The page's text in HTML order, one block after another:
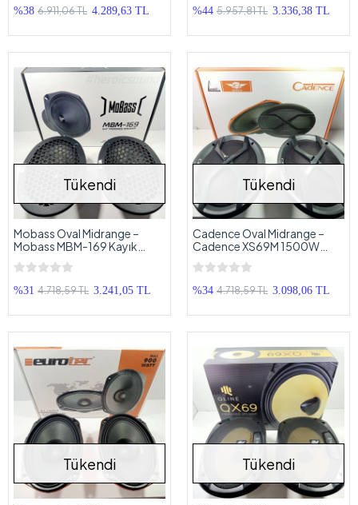
%38 6.911,06 TL 4.289,63 TL %44 5.957,81 TL 3.336,38 TL
Tükendi
Mobass Oval Midrange –
Mobass MBM-169 Kayık
Midrange - Demir Kapaklı
%31 4.718,59 TL 3.241,05 TL
Tükendi
Cadence Oval Midrange –
Cadence XS69M 1500W
Midrange Hoparlör –
Cadence Kayık Midrange
%34 4.718,59 TL 3.098,06 TL
Tükendi Tükendi